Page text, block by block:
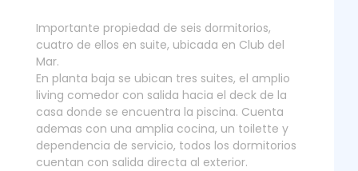
Importante propiedad de seis dormitorios,
cuatro de ellos en suite, ubicada en Club del
Mar.
En planta baja se ubican tres suites, el amplio
living comedor con salida hacia el deck de la
casa donde se encuentra la piscina. Cuenta
ademas con una amplia cocina, un toilette y
dependencia de servicio, todos los dormitorios
cuentan con salida directa al exterior.